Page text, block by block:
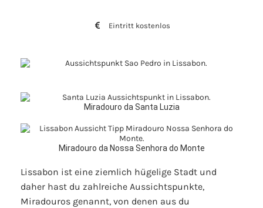
Eintritt kostenlos
Miradouro da Santa Luzia
Miradouro da Nossa Senhora do Monte
Lissabon ist eine ziemlich hügelige Stadt und
daher hast du zahlreiche Aussichtspunkte,
Miradouros genannt, von denen aus du